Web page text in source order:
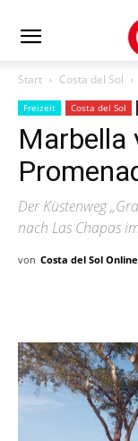
Start Costa del Sol
Freizeit Costa del Sol
Marbella
Der Küstenweg
nach Las Chapas
von Costa del Sol Online